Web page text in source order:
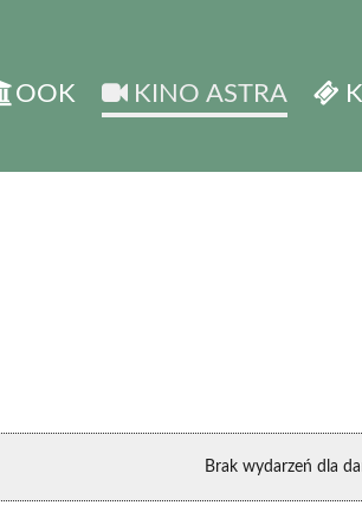
OOK KINO ASTRA
Brak wydarzeń dla